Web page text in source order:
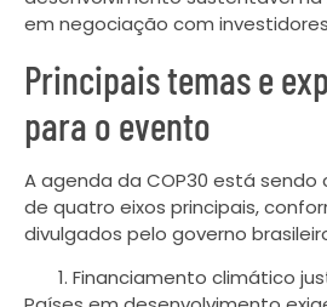
em negociação com
Principais temas e
para o evento
A agenda da COP30 está
de quatro eixos principais,
divulgados pelo governo
Financiamento climático